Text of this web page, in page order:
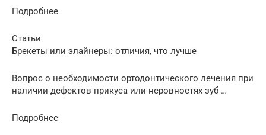
Подробнее
Статьи
Брекеты или элайнеры: отличия, что лучше
Вопрос о необходимости ортодонтического лечения при
наличии дефектов прикуса или неровностях зуб …
Подробнее